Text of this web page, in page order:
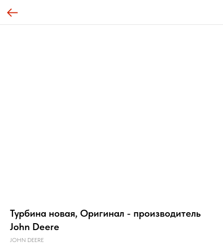
Турбина новая, Оригинал - производитель
John Deere
JOHN DEERE